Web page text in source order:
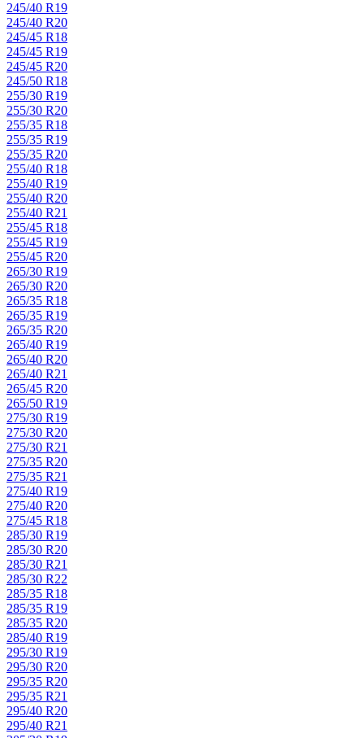
245/40 R19
245/40 R20
245/45 R18
245/45 R19
245/45 R20
245/50 R18
255/30 R19
255/30 R20
255/35 R18
255/35 R19
255/35 R20
255/40 R18
255/40 R19
255/40 R20
255/40 R21
255/45 R18
255/45 R19
255/45 R20
265/30 R19
265/30 R20
265/35 R18
265/35 R19
265/35 R20
265/40 R19
265/40 R20
265/40 R21
265/45 R20
265/50 R19
275/30 R19
275/30 R20
275/30 R21
275/35 R20
275/35 R21
275/40 R19
275/40 R20
275/45 R18
285/30 R19
285/30 R20
285/30 R21
285/30 R22
285/35 R18
285/35 R19
285/35 R20
285/40 R19
295/30 R19
295/30 R20
295/35 R20
295/35 R21
295/40 R20
295/40 R21